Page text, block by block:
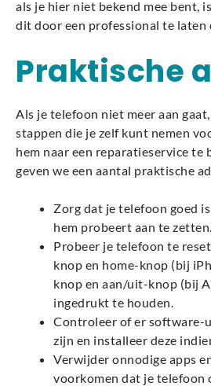
als je hier niet bekend mee bent,
dit door een professional te laten
Praktische
Als je telefoon niet meer aan
stappen die je zelf kunt nemen
hem naar een reparatieservice te
geven we een aantal praktische
Zorg dat je telefoon goed
hem probeert aan te zetten.
Probeer je telefoon te
knop en home-knop (bij
knop en aan/uit-knop (bij
ingedrukt te houden.
Controleer of er software-
zijn en installeer deze
Verwijder onnodige apps
voorkomen dat je telefoon